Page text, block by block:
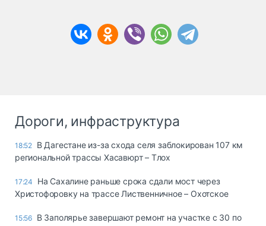
Дороги, инфраструктура
18:52 В Дагестане из-за схода селя заблокирован 107 км
региональной трассы Хасавюрт – Тлох
17:24
На Сахалине раньше срока сдали мост через
Христофоровку на трассе Лиственничное – Охотское
15:56 В Заполярье завершают ремонт на участке с 30 по